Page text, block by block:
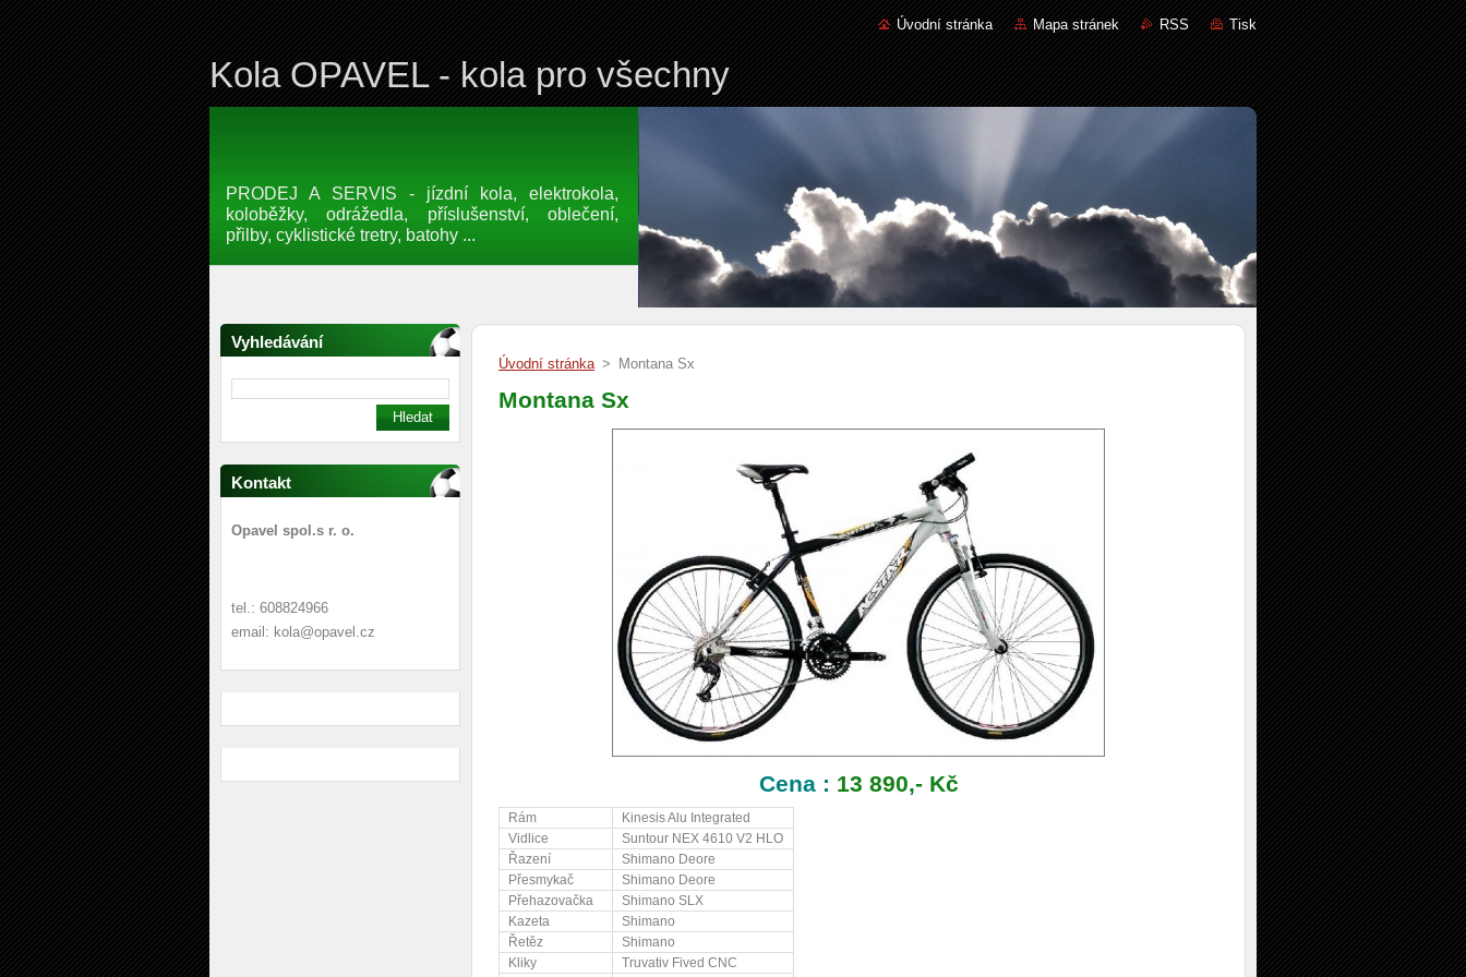
Úvodní stránka Mapa stránek RSS Tisk
Kola OPAVEL - kola pro všechny
PRODEJ A SERVIS - jízdní kola, elektrokola,
koloběžky, odrážedla, příslušenství, oblečení,
přilby, cyklistické tretry, batohy ...
Vyhledávání
Kontakt
Opavel spol.s r. o.
tel.: 608824966
email: kola@opavel.cz
Úvodní stránka > Montana Sx
Montana Sx
Cena : 13 890,- Kč
Rám
Kinesis Alu Integrated
Vidlice
Suntour NEX 4610 V2 HLO
Řazení
Shimano Deore
Přesmykač
Shimano Deore
Přehazovačka
Shimano SLX
Kazeta
Shimano
Řetěz
Shimano
Kliky
Truvativ Fived CNC